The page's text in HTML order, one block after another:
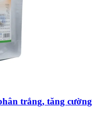
trắng, tăng cường